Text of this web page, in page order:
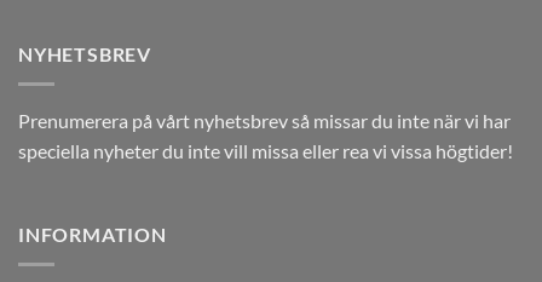
NYHETSBREV
Prenumerera på vårt nyhetsbrev så missar du inte när vi har
speciella nyheter du inte vill missa eller rea vi vissa högtider!
INFORMATION